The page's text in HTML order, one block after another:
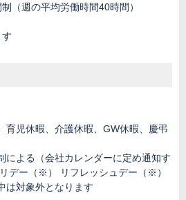
（週の平均労働時間40時間）
育児休暇、介護休暇、GW休暇、慶弔
による（会社カレンダーに定め通知す
デー（※） リフレッシュデー（※）
は対象外となります